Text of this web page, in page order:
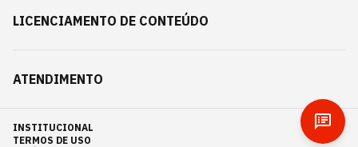
LICENCIAMENTO DE CONTEÚDO
ATENDIMENTO
INSTITUCIONAL
TERMOS DE USO